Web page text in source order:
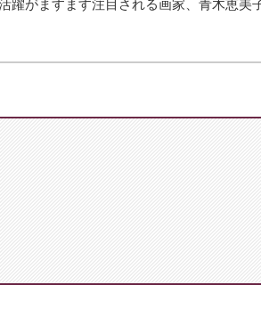
躍がますます注目される画家、青木恵美